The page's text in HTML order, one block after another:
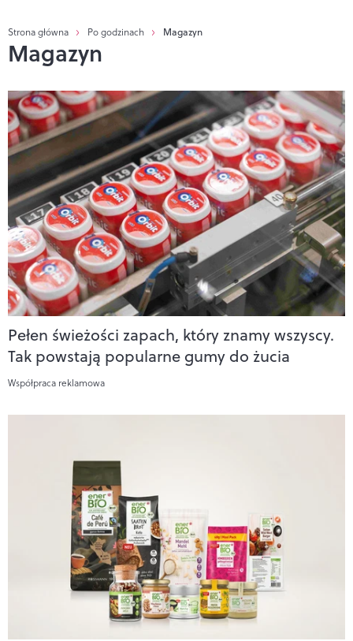
Strona główna Po godzinach Magazyn
Magazyn
Pełen świeżości zapach, który znamy wszyscy.
Tak powstają popularne gumy do żucia
Współpraca reklamowa